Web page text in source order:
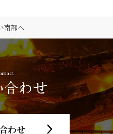
南部へ
わせ
わせ